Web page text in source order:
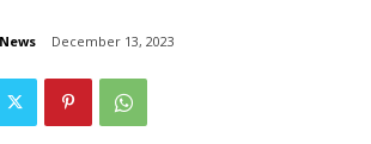
December 13, 2023